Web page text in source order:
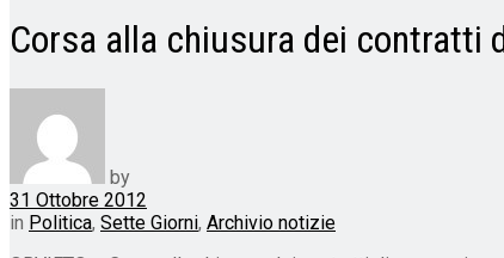
Corsa alla chiusura dei contratti
by
31 Ottobre 2012
in Politica, Sette Giorni, Archivio notizie